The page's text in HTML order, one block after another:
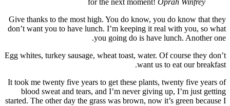
Give
don’t
Egg
It took
started.